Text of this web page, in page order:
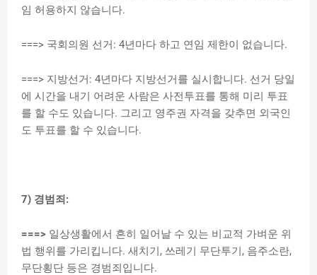
임 허용하지 않습니다.
===> 국회의원 선거: 4년마다 하고 연임 제한이 없습니다.
===> 지방선거: 4년마다 지방선거를 실시합니다. 선거 당일
에 시간을 내기 어려운 사람은 사전투표를 통해 미리 투표
를 할 수도 있습니다. 그리고 영주권 자격을 갖추면 외국인
도 투표를 할 수 있습니다.
7) 경범죄:
===> 일상생활에서 흔히 일어날 수 있는 비교적 가벼운 위
법 행위를 가리킵니다. 새치기, 쓰레기 무단투기, 음주소란,
무단횡단 등은 경범죄입니다.